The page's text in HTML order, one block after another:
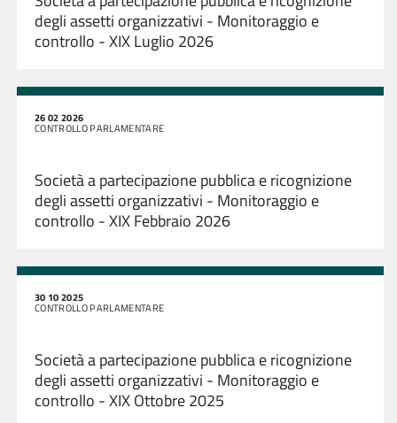
degli assetti organizzativi - Monitoraggio e
controllo - XIX Luglio 2026
26 02 2026
CONTROLLO PARLAMENTARE
Società a partecipazione pubblica e ricognizione
degli assetti organizzativi - Monitoraggio e
controllo - XIX Febbraio 2026
30 10 2025
CONTROLLO PARLAMENTARE
Società a partecipazione pubblica e ricognizione
degli assetti organizzativi - Monitoraggio e
controllo - XIX Ottobre 2025